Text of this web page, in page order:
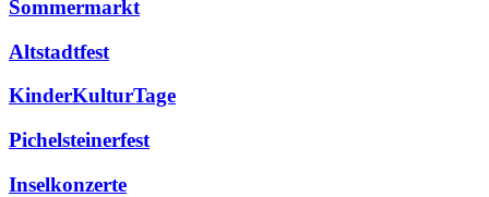
Sommermarkt
Altstadtfest
KinderKulturTage
Pichelsteinerfest
Inselkonzerte